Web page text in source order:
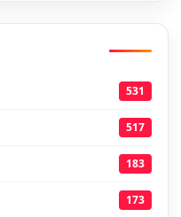
531
517
183
173